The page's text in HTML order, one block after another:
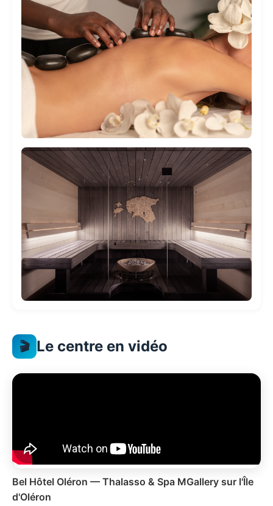
🎬 Le centre en vidéo
Bel Hôtel Oléron — Thalasso & Spa MGallery sur l'Île
d'Oléron